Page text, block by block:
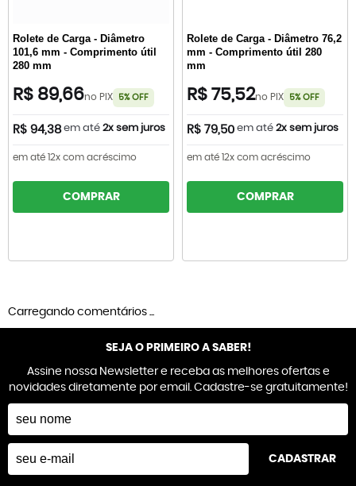
Rolete de Carga - Diâmetro
101,6 mm - Comprimento útil
280 mm
R$ 89,66no PIX 5% OFF
R$ 94,38 em até 2x sem juros
em até 12x com acréscimo
COMPRAR
Rolete de Carga - Diâmetro 76,2
mm - Comprimento útil 280
mm
R$ 75,52no PIX 5% OFF
R$ 79,50 em até 2x sem juros
em até 12x com acréscimo
COMPRAR
Carregando comentários ...
SEJA O PRIMEIRO A SABER!
Assine nossa Newsletter e receba as melhores ofertas e
novidades diretamente por email. Cadastre-se gratuitamente!
CADASTRAR